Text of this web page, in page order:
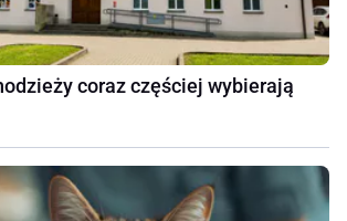
coraz częściej wybierają